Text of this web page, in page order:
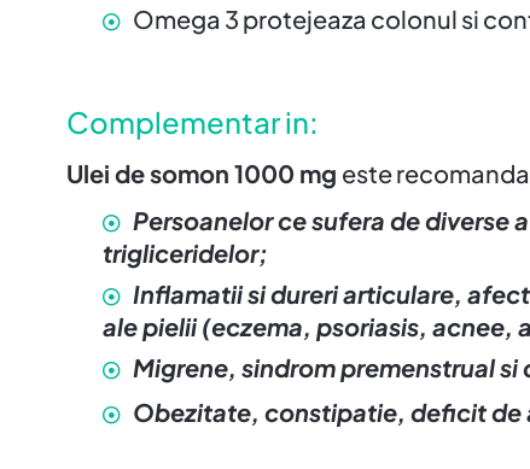
Omega 3 protejeaza colonul si
Complementar in:
Ulei de somon 1000 mg este
Persoanelor ce sufera de
trigliceridelor;
Inflamatii si dureri articulare,
ale pielii (eczema, psoriasis, acnee,
Migrene, sindrom premenstrual
Obezitate, constipatie, deficit de